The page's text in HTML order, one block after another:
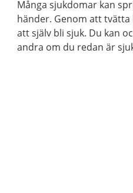
Många sjukdomar kan
händer. Genom att
att själv bli sjuk. Du kan
andra om du redan är